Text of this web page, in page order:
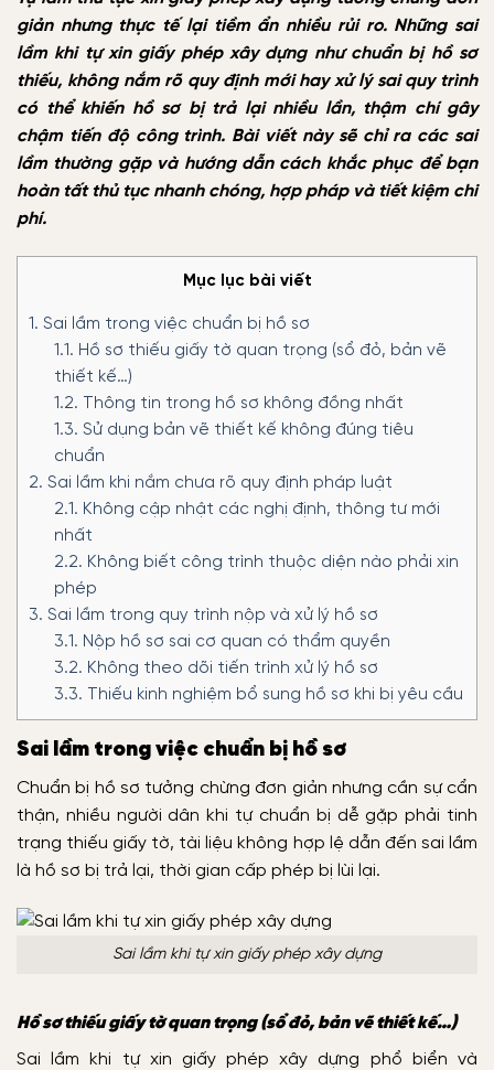
giản nhưng thực tế lại tiềm ẩn nhiều rủi ro. Những sai
lầm khi tự xin giấy phép xây dựng như chuẩn bị hồ sơ
thiếu, không nắm rõ quy định mới hay xử lý sai quy trình
có thể khiến hồ sơ bị trả lại nhiều lần, thậm chí gây
chậm tiến độ công trình. Bài viết này sẽ chỉ ra các sai
lầm thường gặp và hướng dẫn cách khắc phục để bạn
hoàn tất thủ tục nhanh chóng, hợp pháp và tiết kiệm chi
phí.
Mục lục bài viết
1. Sai lầm trong việc chuẩn bị hồ sơ
1.1. Hồ sơ thiếu giấy tờ quan trọng (sổ đỏ, bản vẽ
thiết kế…)
1.2. Thông tin trong hồ sơ không đồng nhất
1.3. Sử dụng bản vẽ thiết kế không đúng tiêu
chuẩn
2. Sai lầm khi nắm chưa rõ quy định pháp luật
2.1. Không cập nhật các nghị định, thông tư mới
nhất
2.2. Không biết công trình thuộc diện nào phải xin
phép
3. Sai lầm trong quy trình nộp và xử lý hồ sơ
3.1. Nộp hồ sơ sai cơ quan có thẩm quyền
3.2. Không theo dõi tiến trình xử lý hồ sơ
3.3. Thiếu kinh nghiệm bổ sung hồ sơ khi bị yêu cầu
Sai lầm trong việc chuẩn bị hồ sơ
Chuẩn bị hồ sơ tưởng chừng đơn giản nhưng cần sự cẩn
thận, nhiều người dân khi tự chuẩn bị dễ gặp phải tinh
trạng thiếu giấy tờ, tài liệu không hợp lệ dẫn đến sai lầm
là hồ sơ bị trả lại, thời gian cấp phép bị lùi lại.
Sai lầm khi tự xin giấy phép xây dựng
Hồ sơ thiếu giấy tờ quan trọng (sổ đỏ, bản vẽ thiết kế…)
Sai lầm khi tự xin giấy phép xây dựng phổ biển và